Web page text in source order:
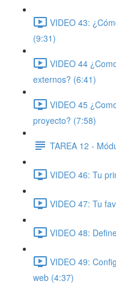
VIDEO 43:
(9:31)
VIDEO 44
externos? (6:41)
VIDEO 45
proyecto? (7:58)
TAREA 12 -
VIDEO 46: Tu
VIDEO 47: Tu
VIDEO 48:
VIDEO 49:
web (4:37)